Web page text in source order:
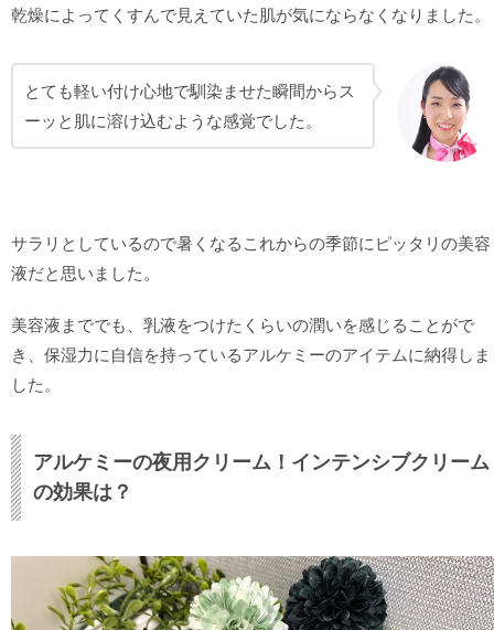
乾燥によってくすんで見えていた肌が気にならなくなりました。
とても軽い付け心地で馴染ませた瞬間からス
ーッと肌に溶け込むような感覚でした。
サラリとしているので暑くなるこれからの季節にピッタリの美容
液だと思いました。
美容液まででも、乳液をつけたくらいの潤いを感じることがで
き、保湿力に自信を持っているアルケミーのアイテムに納得しま
した。
アルケミーの夜用クリーム！インテンシブクリーム
の効果は？